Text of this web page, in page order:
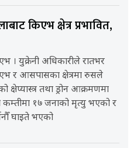
किएभ क्षेत्र प्रभावित,
। युक्रेनी अधिकारीले रातभर
र आसपासका क्षेत्रमा रुसले
क्षेप्यास्त्र तथा ड्रोन आक्रमणमा
कम्तीमा १७ जनाको मृत्यु भएको र
घाइते भएको